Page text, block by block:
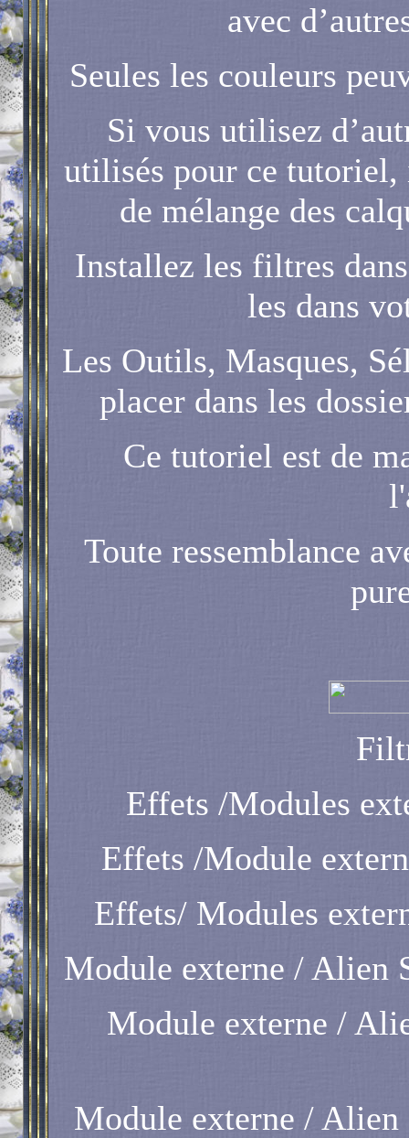
avec
Seules les couleurs
Si vous utilisez
utilisés pour ce tutoriel,
de mélange des
Installez les filtres
les dans
Les Outils, Masques,
placer dans les
Ce tutoriel est de
Toute ressemblance
Effets /Modules
Effets /Module
Effets/ Modules
Module externe / Alien
Module externe /
Module externe /